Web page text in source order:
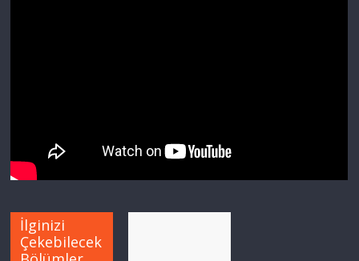
İlginizi
Çekebilecek